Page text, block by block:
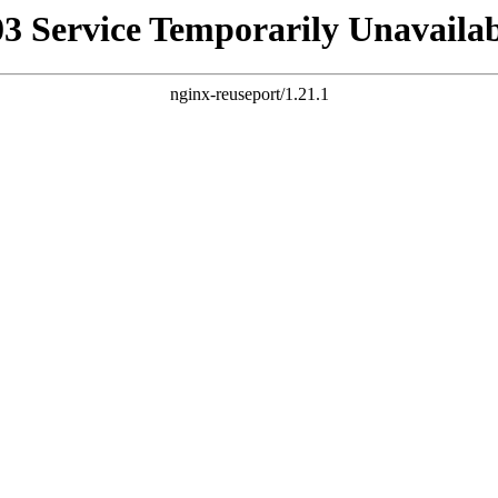
Service Temporarily
nginx-reuseport/1.21.1